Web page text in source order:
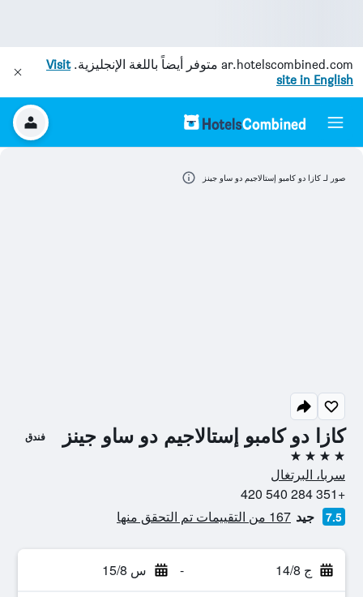
ar.hotelscombined.com متوفر أيضاً باللغة الإنجليزية.Visit
site in English
كازا دو كامبو إستالاجيم دو ساو جينز فندق
4 نجوم
سربا، البرتغال
+351 284 540 420
7.5 جيد 167 من التقييمات تم التحقق منها
ج 14/8 - س 15/8
صور لـ كازا دو كامبو إستالاجيم دو ساو جينز